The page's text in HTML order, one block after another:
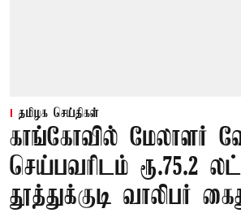
தமிழக செய்திகள்
காங்கோவில் மேலாளர்
செய்பவரிடம் ரூ.75.2
தூத்துக்குடி வாலிபர்